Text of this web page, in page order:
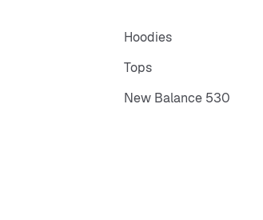
Hoodies
Tops
New Balance 530